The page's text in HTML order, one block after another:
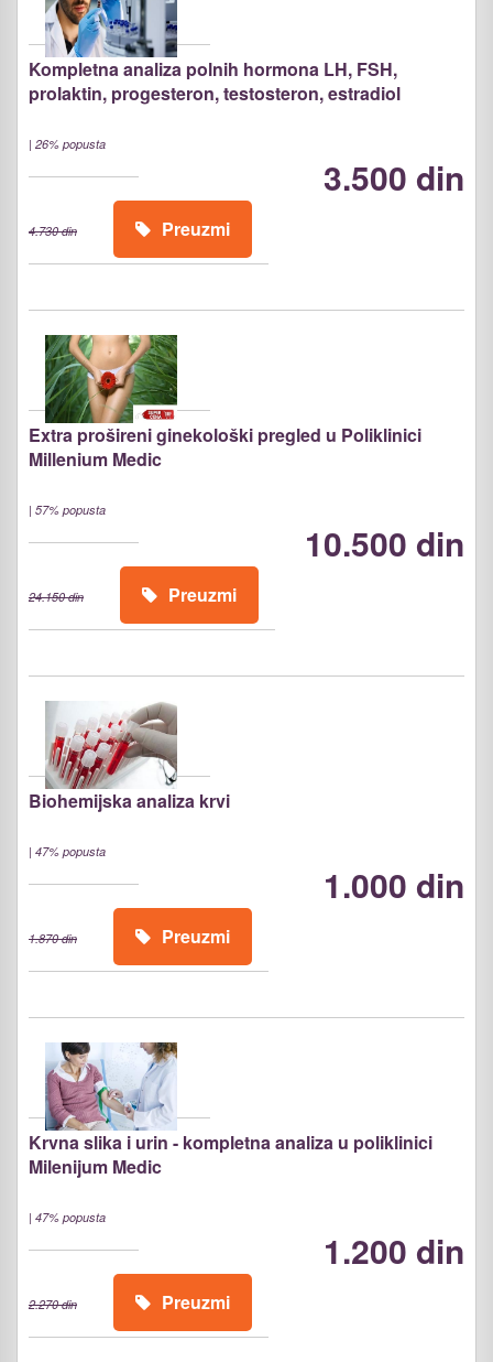
Kompletna analiza polnih hormona LH, FSH,
prolaktin, progesteron, testosteron, estradiol
| 26% popusta
3.500 din
4.730 din Preuzmi
Extra prošireni ginekološki pregled u Poliklinici
Millenium Medic
| 57% popusta
10.500 din
24.150 din Preuzmi
Biohemijska analiza krvi
| 47% popusta
1.000 din
1.870 din Preuzmi
Krvna slika i urin - kompletna analiza u poliklinici
Milenijum Medic
| 47% popusta
1.200 din
2.270 din Preuzmi